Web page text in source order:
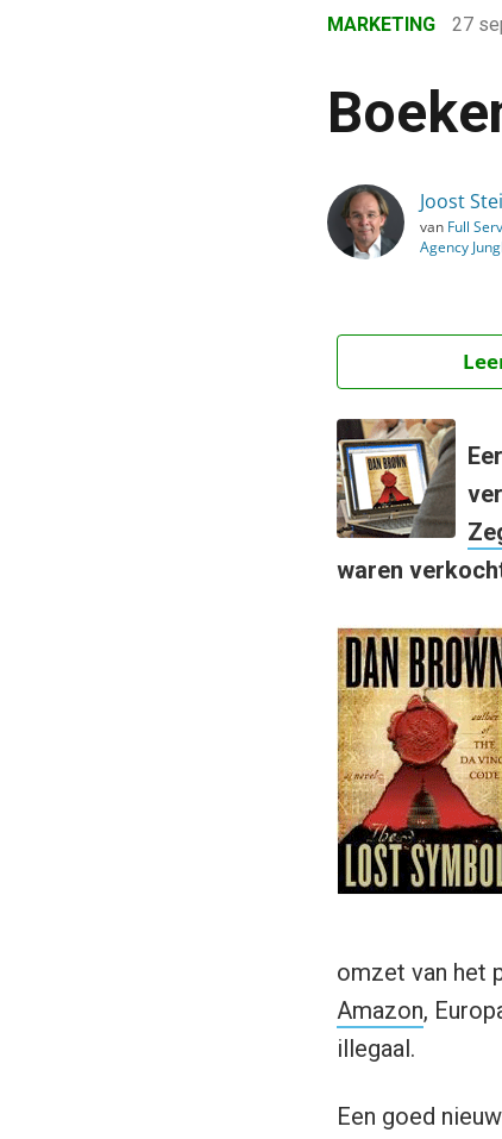
›
›
Boekenbal (3)
MARKETING 27
Joost
van Full
Agency
waren
omzet van het
Amazon,
illegaal.
Een goed